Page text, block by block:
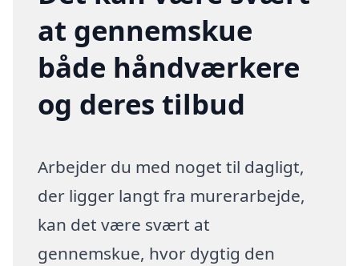
at gennemskue
både håndværkere
og deres tilbud
Arbejder du med noget til dagligt,
der ligger langt fra murerarbejde,
kan det være svært at
gennemskue, hvor dygtig den